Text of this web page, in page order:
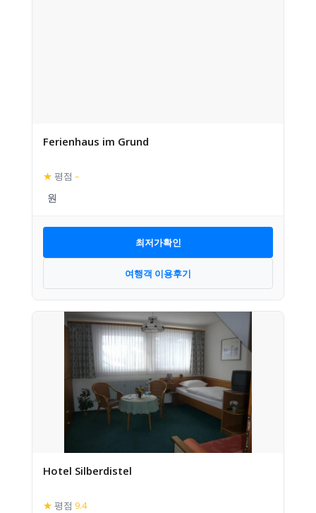
Ferienhaus im Grund
★ 평점 –
최저가확인
여행객 이용후기
Hotel Silberdistel
★ 평점 9.4